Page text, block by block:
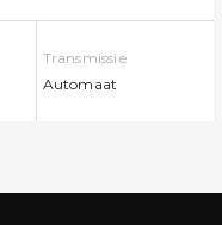
Transmissie
Automaat